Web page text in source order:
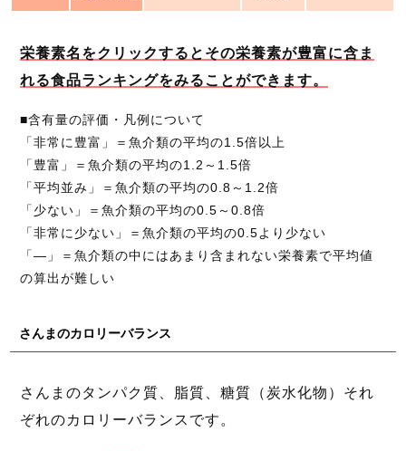
栄養素名をクリックするとその栄養素が豊富に含ま
れる食品ランキングをみることができます。
■含有量の評価・凡例について
「非常に豊富」＝魚介類の平均の1.5倍以上
「豊富」＝魚介類の平均の1.2～1.5倍
「平均並み」＝魚介類の平均の0.8～1.2倍
「少ない」＝魚介類の平均の0.5～0.8倍
「非常に少ない」＝魚介類の平均の0.5より少ない
「―」＝魚介類の中にはあまり含まれない栄養素で平均値
の算出が難しい
さんまのカロリーバランス
さんまのタンパク質、脂質、糖質（炭水化物）それ
ぞれのカロリーバランスです。